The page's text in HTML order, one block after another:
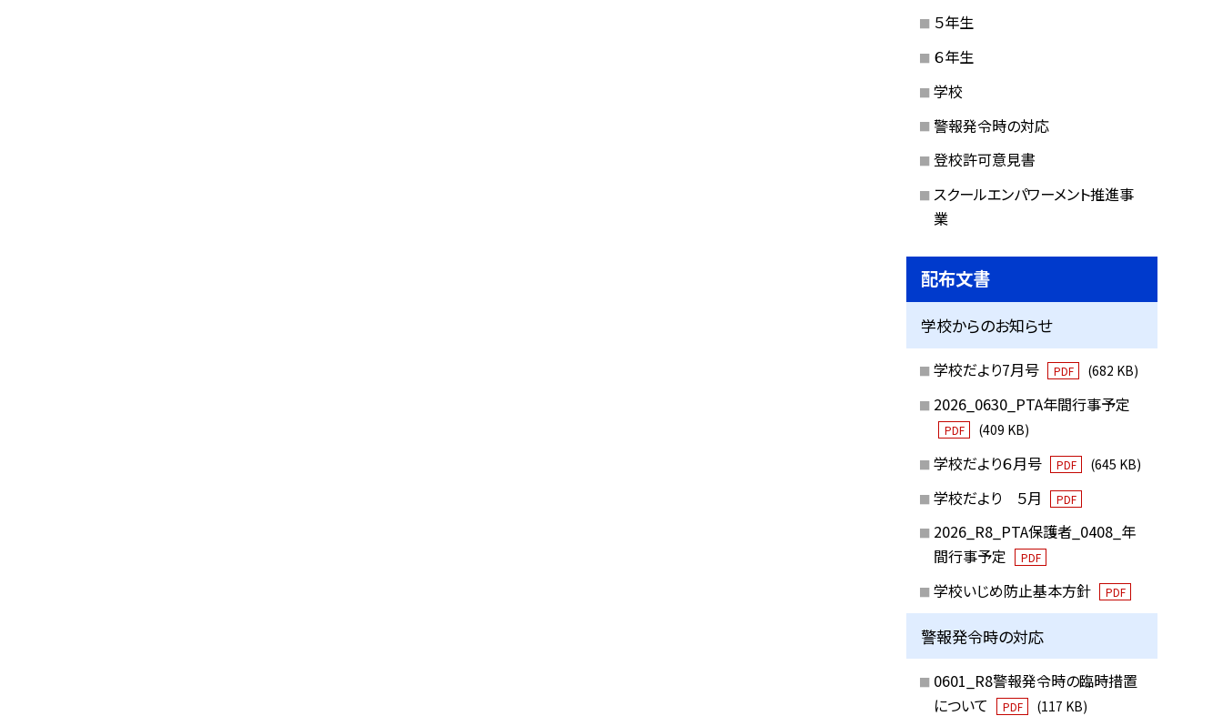
５年生
６年生
学校
警報発令時の対応
登校許可意見書
スクールエンパワーメント推進事
業
配布文書
学校からのお知らせ
学校だより7月号 PDF (682 KB)
2026_0630_PTA年間行事予定
PDF (409 KB)
学校だより６月号 PDF (645 KB)
学校だより ５月 PDF
2026_R8_PTA保護者_0408_年
間行事予定
PDF
学校いじめ防止基本方針 PDF
警報発令時の対応
0601_R8警報発令時の臨時措置
について
PDF (117 KB)